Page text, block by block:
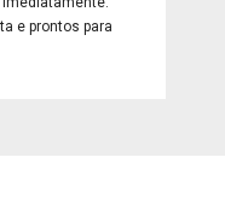
e prontos para